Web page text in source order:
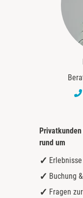
rund um
Buchung
Fragen